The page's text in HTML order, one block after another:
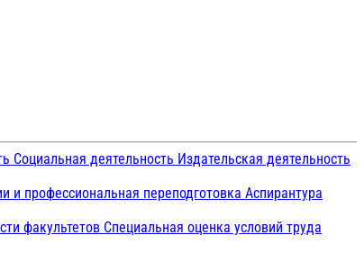
Социальная деятельность Издательская деятельность
и профессиональная переподготовка Аспирантура
факультетов Специальная оценка условий труда